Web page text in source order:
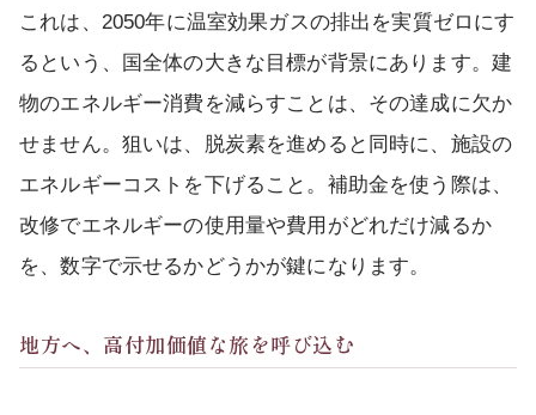
これは、2050年に温室効果ガスの排出を実質ゼロにす
るという、国全体の大きな目標が背景にあります。建
物のエネルギー消費を減らすことは、その達成に欠か
せません。狙いは、脱炭素を進めると同時に、施設の
エネルギーコストを下げること。補助金を使う際は、
改修でエネルギーの使用量や費用がどれだけ減るか
を、数字で示せるかどうかが鍵になります。
地方へ、高付加価値な旅を呼び込む